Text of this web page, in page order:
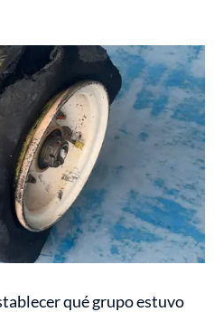
qué grupo estuvo